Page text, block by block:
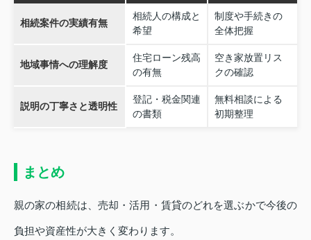
相続案件の実績有無
相続人の構成と
希望
制度や手続きの
全体把握
地域事情への理解度
住宅ローン残高
の有無
空き家放置リス
クの確認
説明の丁寧さと透明性
登記・税金関連
の書類
無料相談による
初期整理
まとめ
親の家の相続は、売却・活用・賃貸のどれを選ぶかで今後の
負担や資産性が大きく変わります。